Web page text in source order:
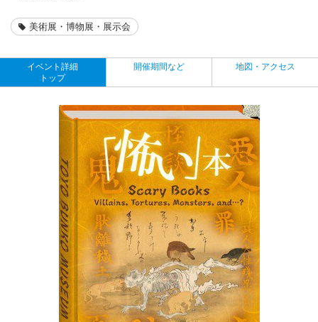
美術展・博物展・展示会
イベント詳細
トップ
開催期間など 地図・アクセス